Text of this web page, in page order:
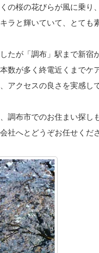
の桜の花びらが風に乗り
ラと輝いていて、とても
たが「調布」駅まで新宿
数が多く終電近くまでケ
アクセスの良さを実感し
調布市でのお住まい探し
社へとどうぞお任せくだ